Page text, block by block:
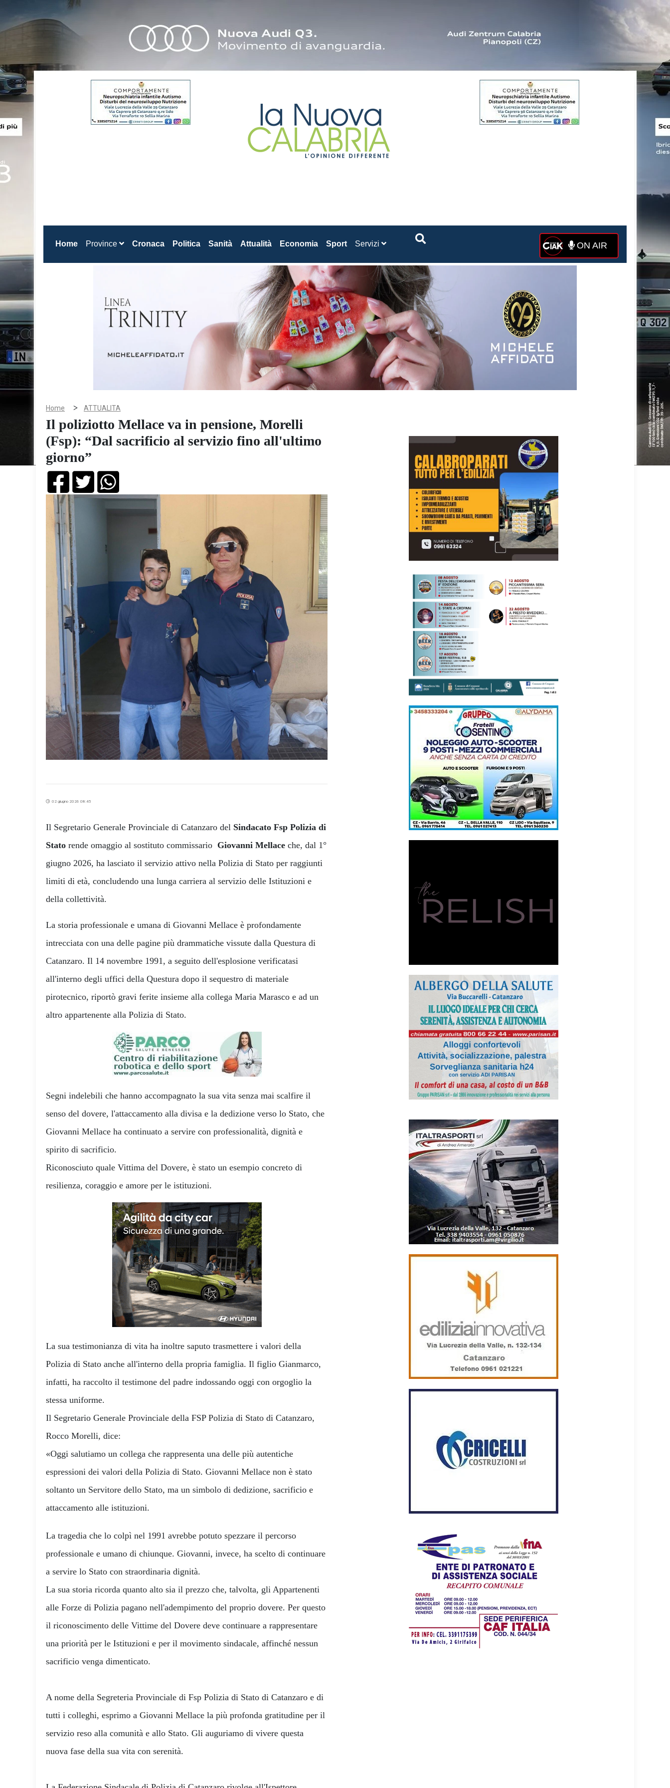
Home(current)
Province Cronaca Politica Sanità Attualità Economia Sport Servizi ON AIR
Home > ATTUALITA
Il poliziotto Mellace va in pensione, Morelli
(Fsp): “Dal sacrificio al servizio fino all'ultimo
giorno”
02 giugno 2026 08:45
Il Segretario Generale Provinciale di Catanzaro del Sindacato Fsp Polizia di
Stato rende omaggio al sostituto commissario Giovanni Mellace che, dal 1°
giugno 2026, ha lasciato il servizio attivo nella Polizia di Stato per raggiunti
limiti di età, concludendo una lunga carriera al servizio delle Istituzioni e
della collettività.
La storia professionale e umana di Giovanni Mellace è profondamente
intrecciata con una delle pagine più drammatiche vissute dalla Questura di
Catanzaro. Il 14 novembre 1991, a seguito dell'esplosione verificatasi
all'interno degli uffici della Questura dopo il sequestro di materiale
pirotecnico, riportò gravi ferite insieme alla collega Maria Marasco e ad un
altro appartenente alla Polizia di Stato.
Segni indelebili che hanno accompagnato la sua vita senza mai scalfire il
senso del dovere, l'attaccamento alla divisa e la dedizione verso lo Stato, che
Giovanni Mellace ha continuato a servire con professionalità, dignità e
spirito di sacrificio.
Riconosciuto quale Vittima del Dovere, è stato un esempio concreto di
resilienza, coraggio e amore per le istituzioni.
La sua testimonianza di vita ha inoltre saputo trasmettere i valori della
Polizia di Stato anche all'interno della propria famiglia. Il figlio Gianmarco,
infatti, ha raccolto il testimone del padre indossando oggi con orgoglio la
stessa uniforme.
Il Segretario Generale Provinciale della FSP Polizia di Stato di Catanzaro,
Rocco Morelli, dice:
«Oggi salutiamo un collega che rappresenta una delle più autentiche
espressioni dei valori della Polizia di Stato. Giovanni Mellace non è stato
soltanto un Servitore dello Stato, ma un simbolo di dedizione, sacrificio e
attaccamento alle istituzioni.
La tragedia che lo colpì nel 1991 avrebbe potuto spezzare il percorso
professionale e umano di chiunque. Giovanni, invece, ha scelto di continuare
a servire lo Stato con straordinaria dignità.
La sua storia ricorda quanto alto sia il prezzo che, talvolta, gli Appartenenti
alle Forze di Polizia pagano nell'adempimento del proprio dovere. Per questo
il riconoscimento delle Vittime del Dovere deve continuare a rappresentare
una priorità per le Istituzioni e per il movimento sindacale, affinché nessun
sacrificio venga dimenticato.
A nome della Segreteria Provinciale di Fsp Polizia di Stato di Catanzaro e di
tutti i colleghi, esprimo a Giovanni Mellace la più profonda gratitudine per il
servizio reso alla comunità e allo Stato. Gli auguriamo di vivere questa
nuova fase della sua vita con serenità.